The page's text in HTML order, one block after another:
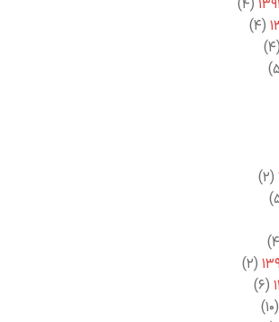
(۴)
(۴)
(۴)
(۲)
(۲)
(۶)
(۱۰)